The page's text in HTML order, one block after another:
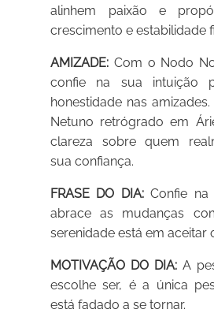
alinhem paixão e
crescimento e estabilidade
AMIZADE: Com o Nodo
confie na sua intuição
honestidade nas
Netuno retrógrado em
clareza sobre quem
sua confiança.
FRASE DO DIA:Confie na
abrace as mudanças
serenidade está em aceitar
MOTIVAÇÃO DO DIA: A
escolhe ser, é a única
está fadado a se tornar.